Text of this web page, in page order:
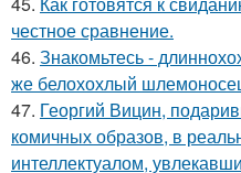
честное сравнение.
46. Знакомьтесь -
же белохохлый
47. Георгий Вицин,
комичных образов, в
интеллектуалом,